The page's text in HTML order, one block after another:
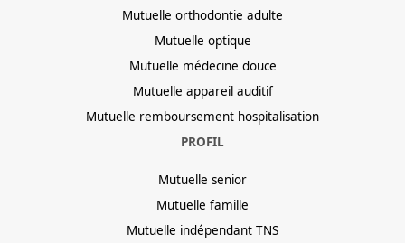
Mutuelle orthodontie adulte
Mutuelle optique
Mutuelle médecine douce
Mutuelle appareil auditif
Mutuelle remboursement hospitalisation
PROFIL
Mutuelle senior
Mutuelle famille
Mutuelle indépendant TNS